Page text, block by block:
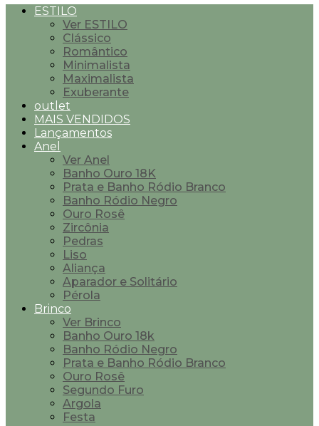
ESTILO
Ver ESTILO
Clássico
Romântico
Minimalista
Maximalista
Exuberante
outlet
MAIS VENDIDOS
Lançamentos
Anel
Ver Anel
Banho Ouro 18K
Prata e Banho Ródio Branco
Banho Ródio Negro
Ouro Rosê
Zircônia
Pedras
Liso
Aliança
Aparador e Solitário
Pérola
Brinco
Ver Brinco
Banho Ouro 18k
Banho Ródio Negro
Prata e Banho Ródio Branco
Ouro Rosê
Segundo Furo
Argola
Festa